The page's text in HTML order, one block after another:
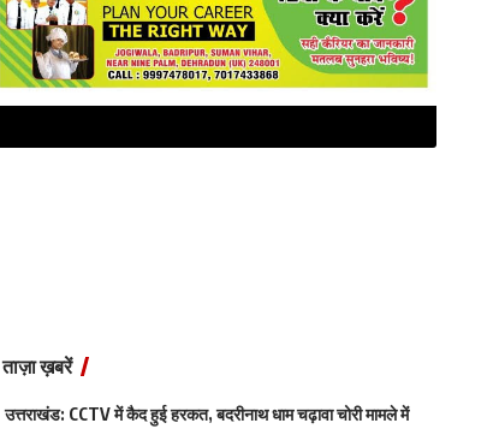
ताज़ा ख़बरें
उत्तराखंड: CCTV में कैद हुई हरकत, बदरीनाथ धाम चढ़ावा चोरी मामले में